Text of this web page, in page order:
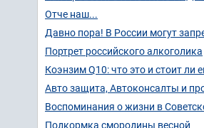
Отче наш...
Давно пора! В России могут
Портрет российского алкоголика
Коэнзим Q10: что это и стоит ли
Авто защита, Автоконсалты и
Воспоминания о жизни в
Подкормка смородины весной